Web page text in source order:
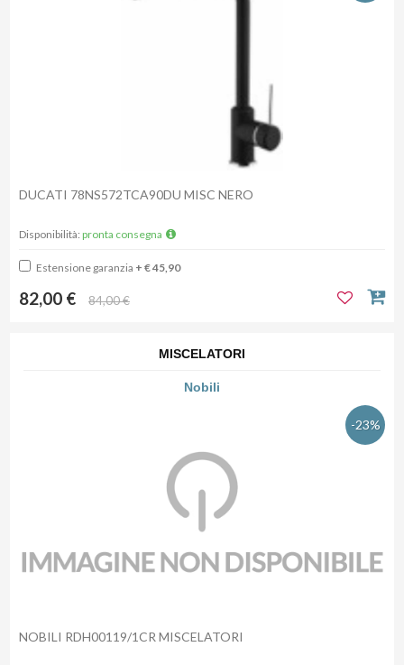
DUCATI 78NS572TCA90DU MISC NERO
Disponibilità: pronta consegna
Estensione garanzia + € 45,90
82,00 € 84,00 €
MISCELATORI
Nobili
-23%
NOBILI RDH00119/1CR MISCELATORI